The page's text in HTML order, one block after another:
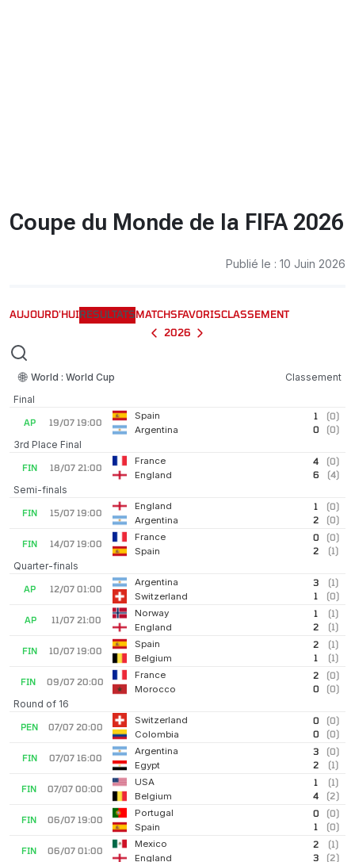
Coupe du Monde de la FIFA 2026
Publié le : 10 Juin 2026
AUJOURD'HUIRESULTATSMATCHSFAVORISCLASSEMENT
2026
🌐 World : World Cup
Classement
Final
19/07 19:00
AP
Spain
Argentina
1
(0)
0
(0)
3rd Place Final
18/07 21:00
FIN
France
England
4
(0)
6
(4)
Semi-finals
15/07 19:00
FIN
England
Argentina
1
(0)
2
(0)
14/07 19:00
FIN
France
Spain
0
(0)
2
(1)
Quarter-finals
12/07 01:00
AP
Argentina
Switzerland
3
(1)
1
(0)
11/07 21:00
AP
Norway
England
1
(1)
2
(1)
10/07 19:00
FIN
Spain
Belgium
2
(1)
1
(1)
09/07 20:00
FIN
France
Morocco
2
(0)
0
(0)
Round of 16
07/07 20:00
PEN
Switzerland
Colombia
0
(0)
0
(0)
07/07 16:00
FIN
Argentina
Egypt
3
(0)
2
(1)
07/07 00:00
FIN
USA
Belgium
1
(1)
4
(2)
06/07 19:00
FIN
Portugal
Spain
0
(0)
1
(0)
06/07 01:00
FIN
Mexico
England
2
(1)
3
(2)